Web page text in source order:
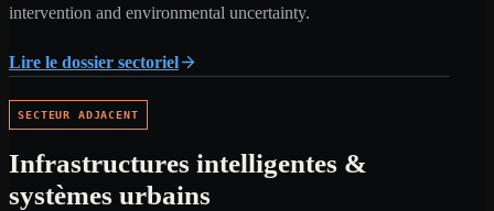
intervention and environmental uncertainty.
Lire le dossier sectoriel
SECTEUR ADJACENT
Infrastructures intelligentes &
systèmes urbains